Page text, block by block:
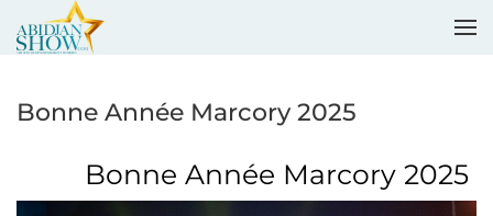
Bonne Année Marcory 2025
Bonne Année Marcory 2025